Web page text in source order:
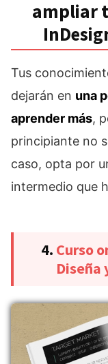
ampliar
Tus
dejarán en una
aprender más,
principiante no
caso, opta por
intermedio que
4. Curso
Diseña